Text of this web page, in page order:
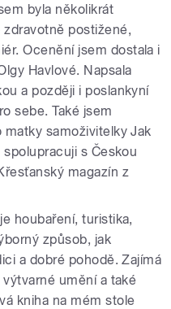
byla několikrát
postižené,
Ocenění jsem dostala i
Havlové. Napsala
a později i poslankyní
sebe. Také jsem
samoživitelky Jak
s Českou
magazín z
houbaření, turistika,
způsob, jak
a dobré pohodě. Zajímá
umění a také
kniha na mém stole